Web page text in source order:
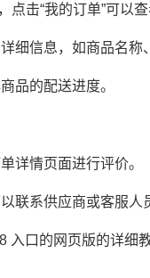
击“我的订单”可以查
细信息，如商品名称
品的配送进度。
详情页面进行评价。
联系供应商或客服人
入口的网页版的详